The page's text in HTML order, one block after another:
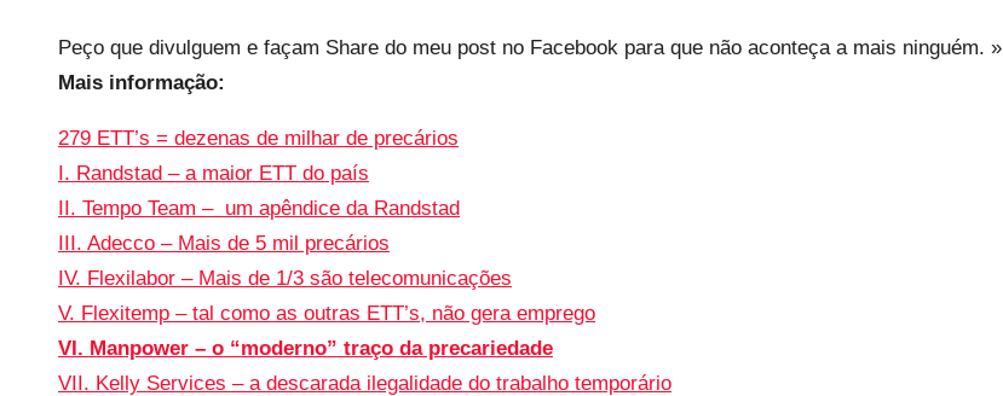
Peço que divulguem e façam Share do meu post no Facebook para que não aconteça a mais ninguém. »
Mais informação:
279 ETT’s = dezenas de milhar de precários
I. Randstad – a maior ETT do país
II. Tempo Team – um apêndice da Randstad
III. Adecco – Mais de 5 mil precários
IV. Flexilabor – Mais de 1/3 são telecomunicações
V. Flexitemp – tal como as outras ETT’s, não gera emprego
VI. Manpower – o “moderno” traço da precariedade
VII. Kelly Services – a descarada ilegalidade do trabalho temporário